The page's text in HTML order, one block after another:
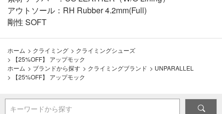
アウトソール：RH Rubber 4.2mm(Full)
剛性 SOFT
ホーム > クライミング > クライミングシューズ
>
【25%OFF】 アップモック
ホーム > ブランドから探す > クライミングブランド > UNPARALLEL
>
【25%OFF】 アップモック
キーワードから探す